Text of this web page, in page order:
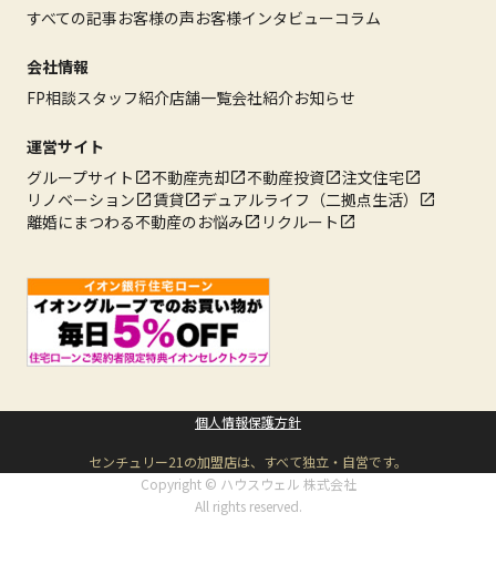
すべての記事お客様の声お客様インタビューコラム
会社情報
FP相談スタッフ紹介店舗一覧会社紹介お知らせ
運営サイト
グループサイト
不動産売却 不動産投資
注文住宅
リノベーション
賃貸
デュアルライフ（二拠点生活）
離婚にまつわる不動産のお悩み
リクルート
個人情報保護方針
センチュリー21の加盟店は、すべて独立・自営です。
Copyright © ハウスウェル 株式会社
All rights reserved.